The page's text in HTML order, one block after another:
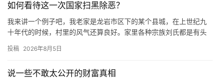
如何看待这一次国家扫黑除恶？
我来讲一个例子吧，我老家是龙岩市区下的某个县城，在上世纪九
十年代的时候，村里的风气还算良好。家里各种宗族刘氏都是有头
会的成…
投稿 2026年8月5日
说一些不敢太公开的财富真相